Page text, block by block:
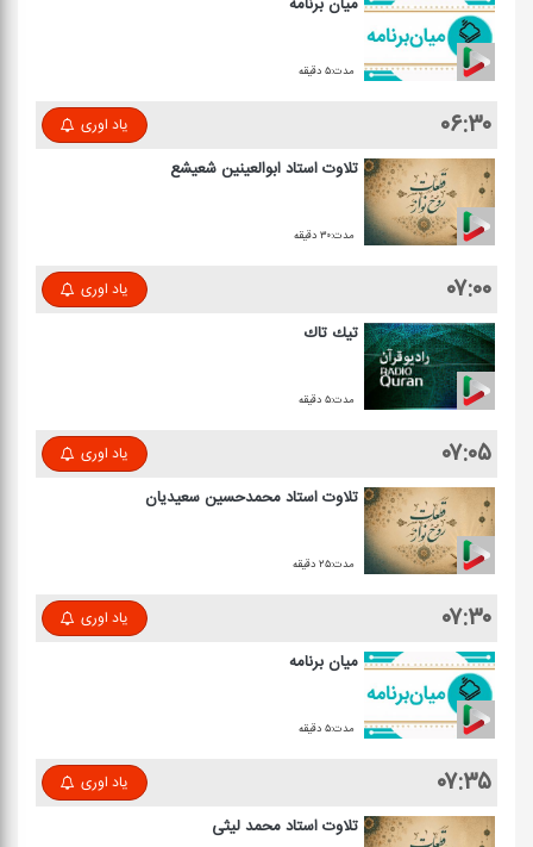
مدت:۵ دقیقه
۰۶:۳۰ یاد اوری
تلاوت استاد ابوالعینین شعیشع
مدت:۳۰ دقیقه
۰۷:۰۰ یاد اوری
تیك تاك
مدت:۵ دقیقه
۰۷:۰۵ یاد اوری
تلاوت استاد محمدحسین سعیدیان
مدت:۲۵ دقیقه
۰۷:۳۰ یاد اوری
میان برنامه
مدت:۵ دقیقه
۰۷:۳۵ یاد اوری
تلاوت استاد محمد لیثی